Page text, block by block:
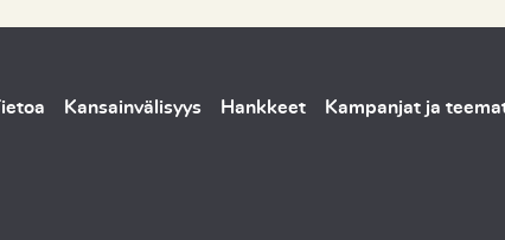
Kansainvälisyys Hankkeet Kampanjat ja